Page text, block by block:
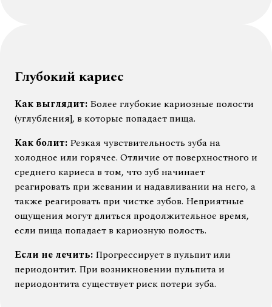
Глубокий кариес
Как выглядит: Более глубокие кариозные полости
(углубления], в которые попадает пища.
Как болит: Резкая чувствительность зуба на
холодное или горячее. Отличие от поверхностного и
среднего кариеса в том, что зуб начинает
реагировать при жевании и надавливании на него, а
также реагировать при чистке зубов. Неприятные
ощущения могут длиться продолжительное время,
если пища попадает в кариозную полость.
Если не лечить: Прогрессирует в пульпит или
периодонтит. При возникновении пульпита и
периодонтита существует риск потери зуба.